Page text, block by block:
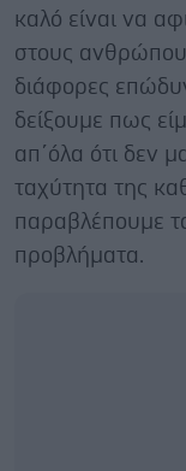
καλό είναι να
στους
διάφορες
δείξουμε πως
απ΄όλα ότι δεν
ταχύτητα της
παραβλέπουμε
προβλήματα.